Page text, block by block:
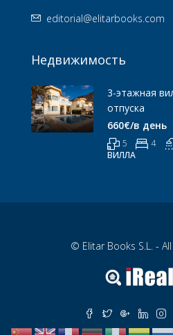
editorial@elitarbooks.com
Недвижимость
3-этажная
отпуска
660€/в день
5 4
ВИЛЛА
© Elitar Books S.L. -